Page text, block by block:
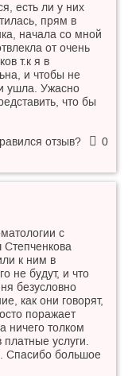
есть ли у них
прям в
начала со мной
от очень
т.к я в
и чтобы не
ушла. Ужасно
что бы
отзыв?
0
с
Степченкова
к ним в
не будут, и что
безусловно
как они говорят,
поражает
ничего толком
услуги.
Спасибо большое